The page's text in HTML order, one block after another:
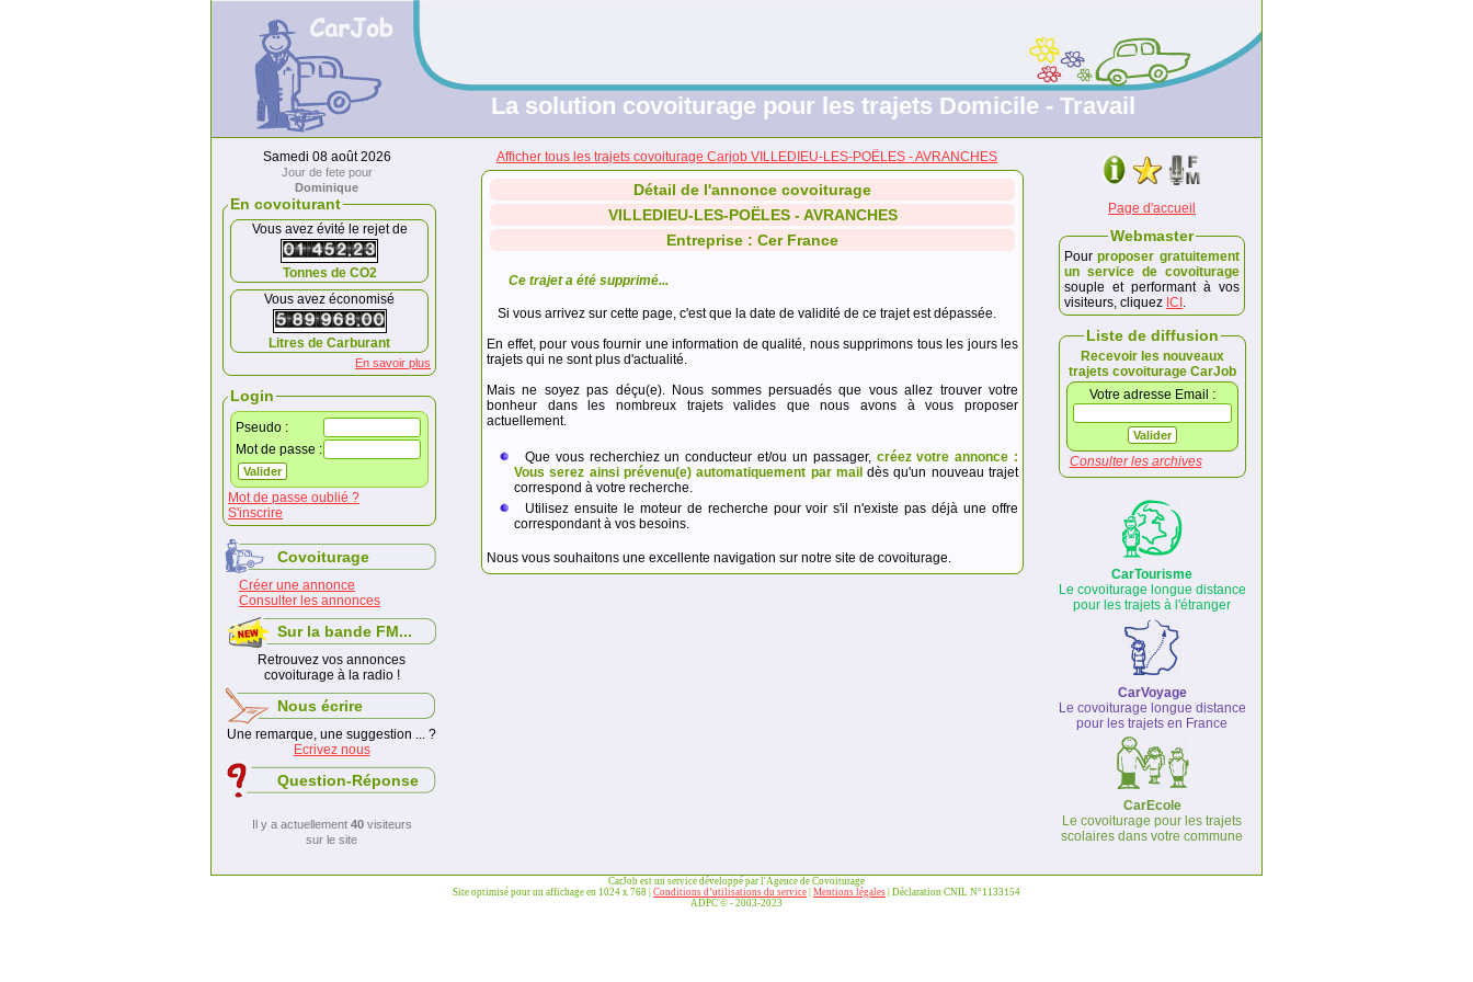
La solution covoiturage pour les trajets Domicile - Travail
Samedi 08 août 2026
Jour de fete pour
Dominique
En covoiturant
Vous avez évité le rejet de
Tonnes de CO2
Vous avez économisé
Litres de Carburant
En savoir plus
Login
Pseudo :
Mot de passe :
Mot de passe oublié ?
S'inscrire
Covoiturage
Créer une annonce
Consulter les annonces
Sur la bande FM...
Retrouvez vos annonces
covoiturage à la radio !
Nous écrire
Une remarque, une suggestion ... ?
Ecrivez nous
Question-Réponse
Il y a actuellement 40visiteurs
sur le site
Afficher tous les trajets covoiturage Carjob VILLEDIEU-LES-POËLES - AVRANCHES
Détail de l'annonce covoiturage
VILLEDIEU-LES-POËLES - AVRANCHES
Entreprise : Cer France
Ce trajet a été supprimé...
Si vous arrivez sur cette page, c'est que la date de validité de ce trajet est dépassée.
En effet, pour vous fournir une information de qualité, nous supprimons tous les jours les
trajets qui ne sont plus d'actualité.
Mais ne soyez pas déçu(e). Nous sommes persuadés que vous allez trouver votre
bonheur dans les nombreux trajets valides que nous avons à vous proposer
actuellement.
Que vous recherchiez un conducteur et/ou un passager, créez votre annonce :
Vous serez ainsi prévenu(e) automatiquement par mail dès qu'un nouveau trajet
correspond à votre recherche.
Utilisez ensuite le moteur de recherche pour voir s'il n'existe pas déjà une offre
correspondant à vos besoins.
Nous vous souhaitons une excellente navigation sur notre site de covoiturage.
Page d'accueil
Webmaster
Pour proposer gratuitement
un service de covoiturage
souple et performant à vos
visiteurs, cliquez ICI .
Liste de diffusion
Recevoir les nouveaux
trajets covoiturage CarJob
Votre adresse Email :
Consulter les archives
CarTourisme
Le covoiturage longue distance
pour les trajets à l'étranger
CarVoyage
Le covoiturage longue distance
pour les trajets en France
CarEcole
Le covoiturage pour les trajets
scolaires dans votre commune
CarJob est un service développé par l'Agence de Covoiturage
Site optimisé pour un affichage en 1024 x 768 | Conditions d’utilisations du service Mentions légales | Déclaration CNIL N°1133154
ADPC © - 2003-2023